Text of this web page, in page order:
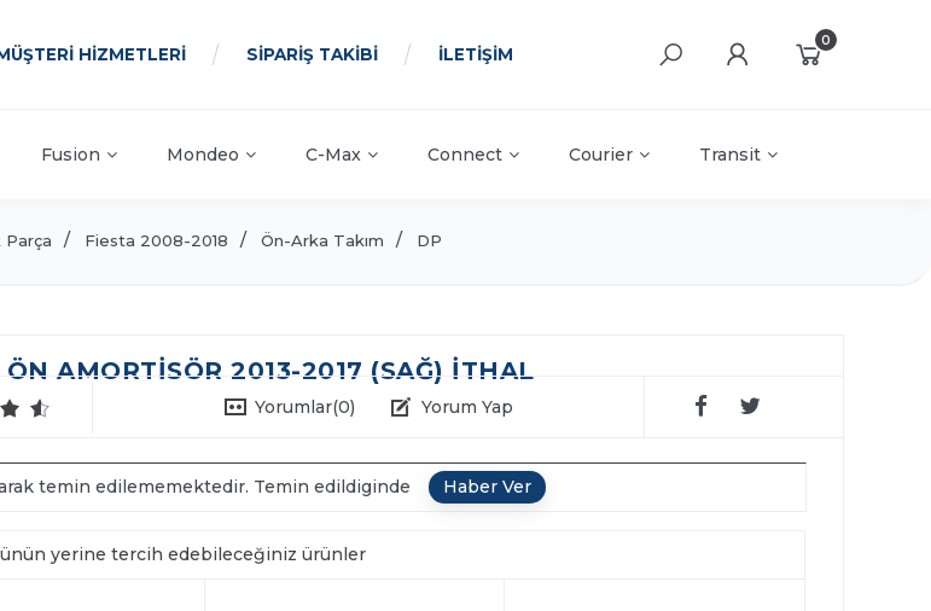
HİZMETLERİ SİPARİŞ TAKİBİ İLETİŞİM
0
Fusion Mondeo C-Max Connect Courier Transit
Parça Fiesta 2008-2018 Ön-Arka Takım DP
ÖN AMORTISÖR 2013-2017 (SAĞ) İTHAL
Yorumlar(0) Yorum Yap
temin edilememektedir. Temin edildiginde
yerine tercih edebileceğiniz ürünler